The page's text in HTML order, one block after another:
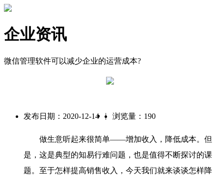
企业资讯
微信管理软件可以减少企业的运营成本?
发布日期：2020-12-14 | 浏览量：190
做生意听起来很简单——增加收入，降低成本。但
是，这是典型的知易行难问题，也是值得不断探讨的课
题。至于怎样提高销售收入，今天我们就来谈谈怎样降